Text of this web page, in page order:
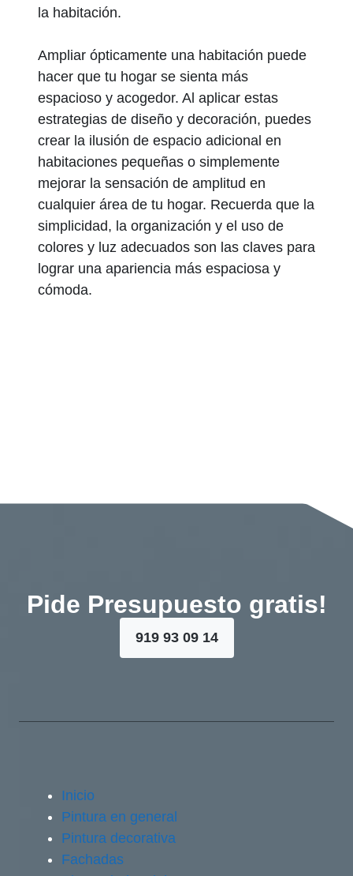
la habitación.
Ampliar ópticamente una habitación puede
hacer que tu hogar se sienta más
espacioso y acogedor. Al aplicar estas
estrategias de diseño y decoración, puedes
crear la ilusión de espacio adicional en
habitaciones pequeñas o simplemente
mejorar la sensación de amplitud en
cualquier área de tu hogar. Recuerda que la
simplicidad, la organización y el uso de
colores y luz adecuados son las claves para
lograr una apariencia más espaciosa y
cómoda.
Pide Presupuesto gratis!
919 93 09 14
Inicio
Pintura en general
Pintura decorativa
Fachadas